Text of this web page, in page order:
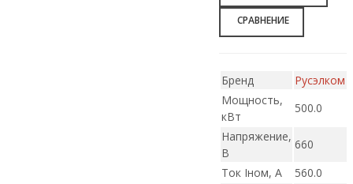
СРАВНЕНИЕ
Бренд
Русэлком
Мощность,
кВт
500.0
Напряжение,
В
660
Ток Iном, А
560.0